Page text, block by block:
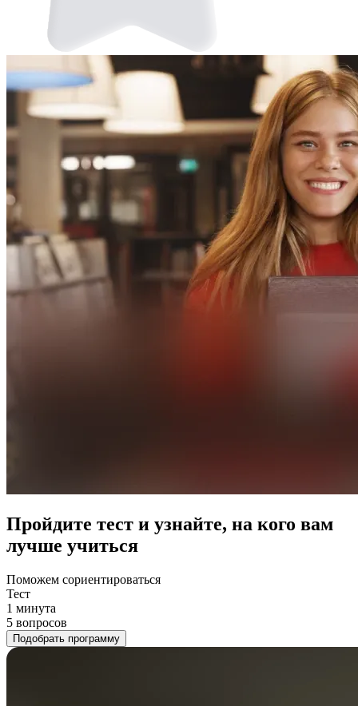
Пройдите тест и узнайте, на кого вам
лучше учиться
Поможем сориентироваться
Тест
1 минута
5 вопросов
Подобрать программу